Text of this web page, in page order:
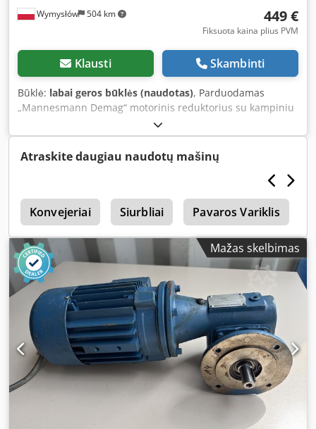
Wymysłów 504 km 449 €
Fiksuota kaina plius PVM
Klausti Skambinti
Būklė: labai geros būklės (naudotas), Parduodamas
„Mannesmann Demag“ motorinis reduktorius su kampiniu
reduktoriumi, pilnai veikiantis ir paruoštas darbui.
Įrenginys patikrintas ir yra geros techninės būklės. Matomi
normalūs naudojimo pėdsakai, atsiradę eksploatacijos
metu. Techniniai duomenys: Dcsdpezn Aamefx Ag Sok
Gamintojas: Mannesmann Demag Variklio tipas: UMF71BX-
6-7 Reduktoriaus tipas: S040-B5-21-3 Variklio galia: 0,25 kW
Maitinimas: 3×220/380 V Dažnis: 50 Hz Variklio sukimosi
greitis: 890 aps./min. Išėjimo sukimosi greitis: 64 aps./min.
Perdavimo santykis: i = 14:1 Apsaugos laipsnis: IP54
Izoliacijos klasė: B
Atraskite daugiau naudotų mašinų
Konvejeriai Siurbliai Pavaros Variklis
Mažas skelbimas